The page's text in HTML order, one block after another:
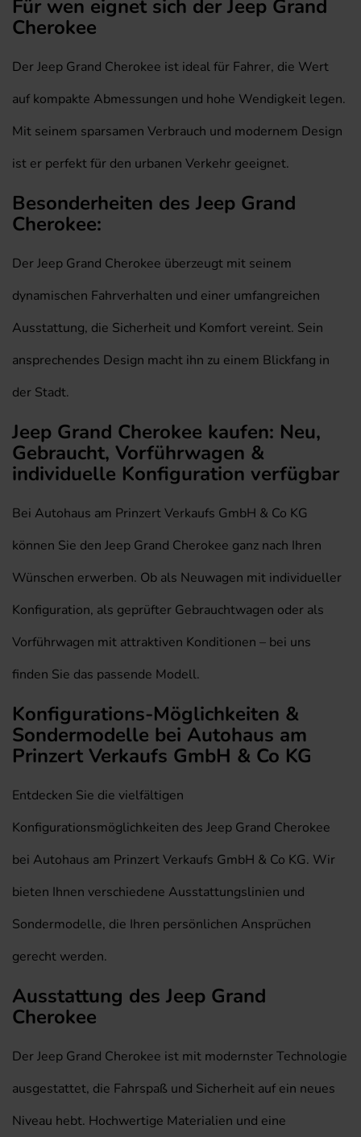
Für wen eignet sich der Jeep Grand
Cherokee
Der Jeep Grand Cherokee ist ideal für Fahrer, die Wert
auf kompakte Abmessungen und hohe Wendigkeit legen.
Mit seinem sparsamen Verbrauch und modernem Design
ist er perfekt für den urbanen Verkehr geeignet.
Besonderheiten des Jeep Grand
Cherokee:
Der Jeep Grand Cherokee überzeugt mit seinem
dynamischen Fahrverhalten und einer umfangreichen
Ausstattung, die Sicherheit und Komfort vereint. Sein
ansprechendes Design macht ihn zu einem Blickfang in
der Stadt.
Jeep Grand Cherokee kaufen: Neu,
Gebraucht, Vorführwagen &
individuelle Konfiguration verfügbar
Bei Autohaus am Prinzert Verkaufs GmbH & Co KG
können Sie den Jeep Grand Cherokee ganz nach Ihren
Wünschen erwerben. Ob als Neuwagen mit individueller
Konfiguration, als geprüfter Gebrauchtwagen oder als
Vorführwagen mit attraktiven Konditionen – bei uns
finden Sie das passende Modell.
Konfigurations-Möglichkeiten &
Sondermodelle bei Autohaus am
Prinzert Verkaufs GmbH & Co KG
Entdecken Sie die vielfältigen
Konfigurationsmöglichkeiten des Jeep Grand Cherokee
bei Autohaus am Prinzert Verkaufs GmbH & Co KG. Wir
bieten Ihnen verschiedene Ausstattungslinien und
Sondermodelle, die Ihren persönlichen Ansprüchen
gerecht werden.
Ausstattung des Jeep Grand
Cherokee
Der Jeep Grand Cherokee ist mit modernster Technologie
ausgestattet, die Fahrspaß und Sicherheit auf ein neues
Niveau hebt. Hochwertige Materialien und eine